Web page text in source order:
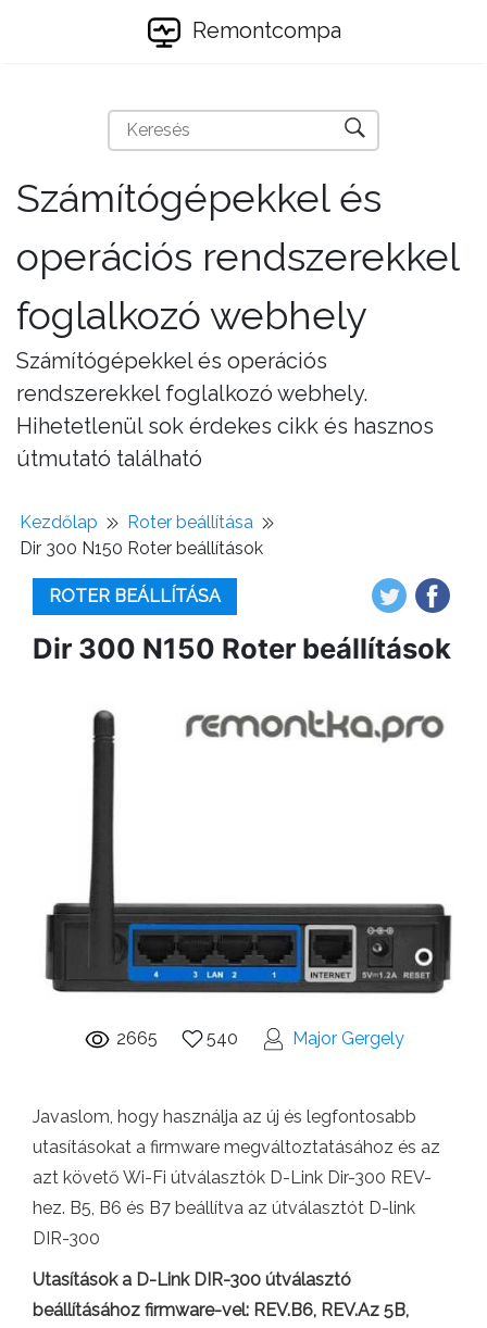
Remontcompa
Számítógépekkel és
operációs rendszerekkel
foglalkozó webhely
Számítógépekkel és operációs
rendszerekkel foglalkozó webhely.
Hihetetlenül sok érdekes cikk és hasznos
útmutató található
Kezdőlap
Roter beállítása
Dir 300 N150 Roter beállítások
ROTER BEÁLLÍTÁSA
Dir 300 N150 Roter beállítások
2665 540 Major Gergely
Javaslom, hogy használja az új és legfontosabb
utasításokat a firmware megváltoztatásához és az
azt követő Wi-Fi útválasztók D-Link Dir-300 REV-
hez. B5, B6 és B7 beállítva az útválasztót D-link
DIR-300
Utasítások a D-Link DIR-300 útválasztó
beállításához firmware-vel: REV.B6, REV.Az 5B,